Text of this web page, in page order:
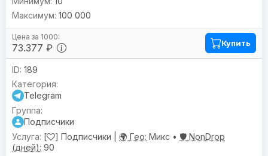
73.377 ₽
100 000
Купить
189
Telegram
Подписчики
[
] Подписчики | 🌍 Гео: Микс • 🛡️ NonDrop
(дней): 90